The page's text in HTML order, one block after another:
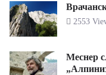
2553
Меснер